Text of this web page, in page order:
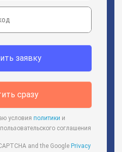
заявку
сразу
условия политики и
пользовательского соглашения
and the Google Privacy